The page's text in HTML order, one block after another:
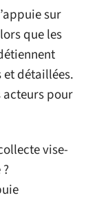
sur
que les
détaillées.
pour
vise-